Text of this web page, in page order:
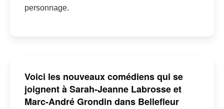
personnage.
Voici les nouveaux comédiens qui se
joignent à Sarah-Jeanne Labrosse et
Marc-André Grondin dans Bellefleur